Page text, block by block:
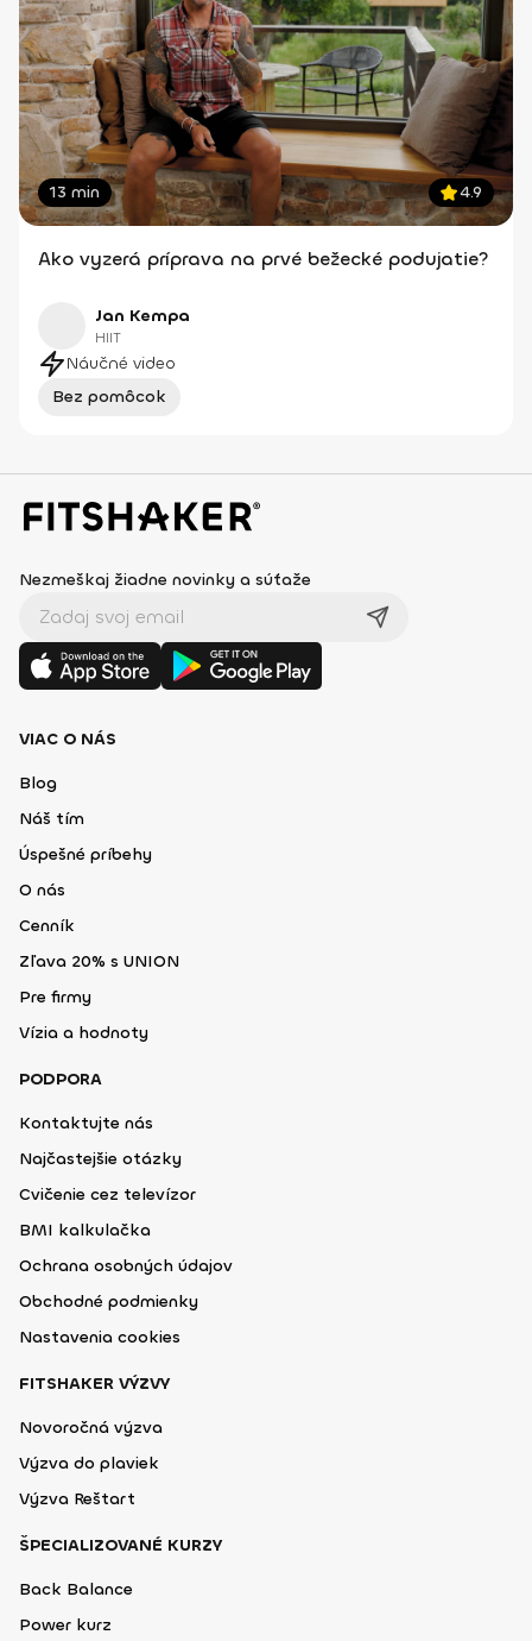
13 min 4.9
Ako vyzerá príprava na prvé bežecké podujatie?
Jan Kempa
HIIT
Náučné video
Bez pomôcok
Nezmeškaj žiadne novinky a súťaže
VIAC O NÁS
Blog
Náš tím
Úspešné príbehy
O nás
Cenník
Zľava 20% s UNION
Pre firmy
Vízia a hodnoty
PODPORA
Kontaktujte nás
Najčastejšie otázky
Cvičenie cez televízor
BMI kalkulačka
Ochrana osobných údajov
Obchodné podmienky
Nastavenia cookies
FITSHAKER VÝZVY
Novoročná výzva
Výzva do plaviek
Výzva Reštart
ŠPECIALIZOVANÉ KURZY
Back Balance
Power kurz